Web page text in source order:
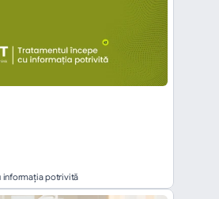
informația potrivită